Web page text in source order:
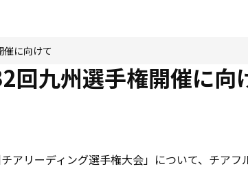
に向けて
九州選手権開催に向
アリーディング選手権大会」について、チアフ